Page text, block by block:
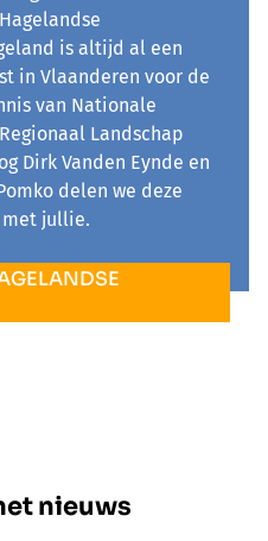
is altijd al een
in Vlaanderen voor de
van Nationale
Landschap
Dirk Vanden Eynde en
delen we deze
met jullie.
nieuws